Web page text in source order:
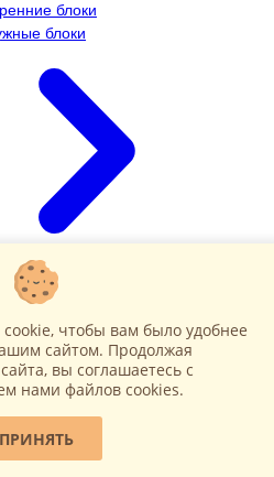
блоки
блоки
блоки
чтобы вам было удобнее
сайтом. Продолжая
вы соглашаетесь c
нами файлов cookies.
ПРИНЯТЬ